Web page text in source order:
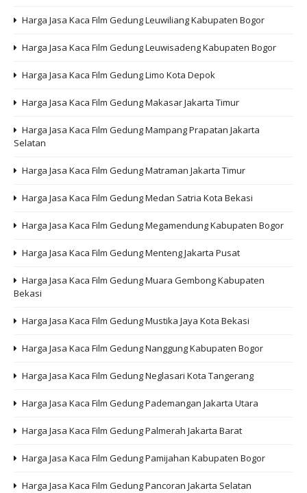
Harga Jasa Kaca Film Gedung Leuwiliang Kabupaten Bogor
Harga Jasa Kaca Film Gedung Leuwisadeng Kabupaten Bogor
Harga Jasa Kaca Film Gedung Limo Kota Depok
Harga Jasa Kaca Film Gedung Makasar Jakarta Timur
Harga Jasa Kaca Film Gedung Mampang Prapatan Jakarta
Selatan
Harga Jasa Kaca Film Gedung Matraman Jakarta Timur
Harga Jasa Kaca Film Gedung Medan Satria Kota Bekasi
Harga Jasa Kaca Film Gedung Megamendung Kabupaten Bogor
Harga Jasa Kaca Film Gedung Menteng Jakarta Pusat
Harga Jasa Kaca Film Gedung Muara Gembong Kabupaten
Bekasi
Harga Jasa Kaca Film Gedung Mustika Jaya Kota Bekasi
Harga Jasa Kaca Film Gedung Nanggung Kabupaten Bogor
Harga Jasa Kaca Film Gedung Neglasari Kota Tangerang
Harga Jasa Kaca Film Gedung Pademangan Jakarta Utara
Harga Jasa Kaca Film Gedung Palmerah Jakarta Barat
Harga Jasa Kaca Film Gedung Pamijahan Kabupaten Bogor
Harga Jasa Kaca Film Gedung Pancoran Jakarta Selatan